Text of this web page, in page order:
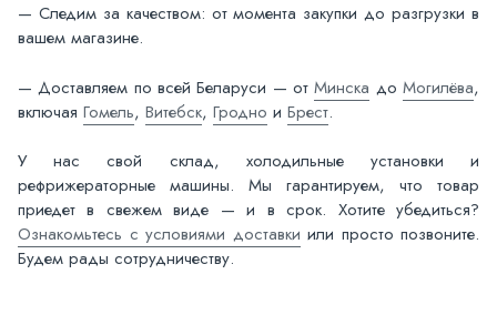
— Следим за качеством: от момента закупки до разгрузки в
вашем магазине.
— Доставляем по всей Беларуси — отМинска доМогилёва,
включая Гомель, Витебск, Гродно и Брест.
У нас свой склад, холодильные установки и
рефрижераторные машины. Мы гарантируем, что товар
приедет в свежем виде — и в срок. Хотите убедиться?
Ознакомьтесь с условиями доставки или просто позвоните.
Будем рады сотрудничеству.